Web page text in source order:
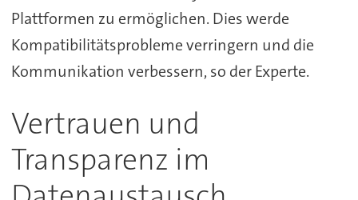
Plattformen zu ermöglichen. Dies werde
Kompatibilitätsprobleme verringern und die
Kommunikation verbessern, so der Experte.
Vertrauen und
Transparenz im